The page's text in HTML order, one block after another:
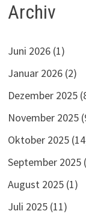
Archiv
Juni 2026 (1)
Januar 2026 (2)
Dezember 2025
November 2025
Oktober 2025
September 2025
August 2025 (1)
Juli 2025 (11)